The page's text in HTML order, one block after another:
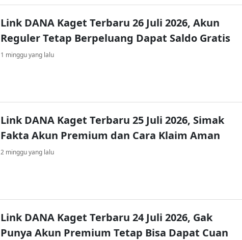
Link DANA Kaget Terbaru 26 Juli 2026, Akun
Reguler Tetap Berpeluang Dapat Saldo Gratis
1 minggu yang lalu
Link DANA Kaget Terbaru 25 Juli 2026, Simak
Fakta Akun Premium dan Cara Klaim Aman
2 minggu yang lalu
Link DANA Kaget Terbaru 24 Juli 2026, Gak
Punya Akun Premium Tetap Bisa Dapat Cuan